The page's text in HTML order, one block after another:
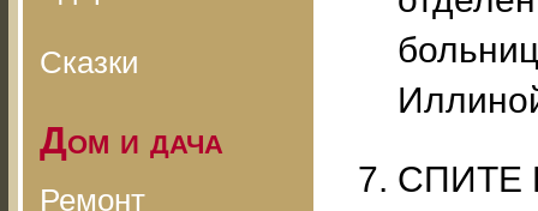
Сказки
Дом и дача
Ремонт
СПИТЕ